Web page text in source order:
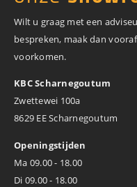
Wilt u graag met een
bespreken, maak dan
voorkomen.
KBC Scharnegoutum
Zwettewei 100a
8629 EE Scharnegoutum
Openingstijden
Ma 09.00 - 18.00
Di 09.00 - 18.00